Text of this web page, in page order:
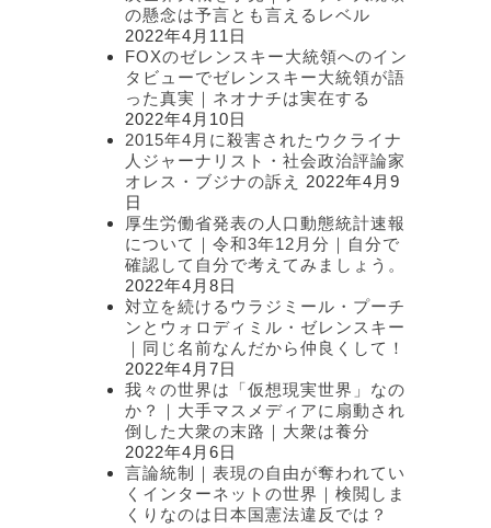
の懸念は予言とも言えるレベル
2022年4月11日
FOXのゼレンスキー大統領へのイン
タビューでゼレンスキー大統領が語
った真実｜ネオナチは実在する
2022年4月10日
2015年4月に殺害されたウクライナ
人ジャーナリスト・社会政治評論家
オレス・ブジナの訴え
2022年4月9
日
厚生労働省発表の人口動態統計速報
について｜令和3年12月分｜自分で
確認して自分で考えてみましょう。
2022年4月8日
対立を続けるウラジミール・プーチ
ンとウォロディミル・ゼレンスキー
｜同じ名前なんだから仲良くして！
2022年4月7日
我々の世界は「仮想現実世界」なの
か？｜大手マスメディアに扇動され
倒した大衆の末路｜大衆は養分
2022年4月6日
言論統制｜表現の自由が奪われてい
くインターネットの世界｜検閲しま
くりなのは日本国憲法違反では？